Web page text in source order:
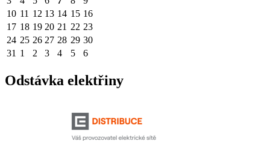
10 11 12 13 14 15 16
17 18 19 20 21 22 23
24 25 26 27 28 29 30
31 1 2 3 4 5 6
Odstávka elektřiny